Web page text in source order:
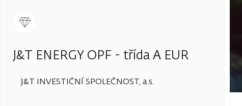
J&T ENERGY OPF - třída A EUR
J&T INVESTIČNÍ SPOLEČNOST, a.s.